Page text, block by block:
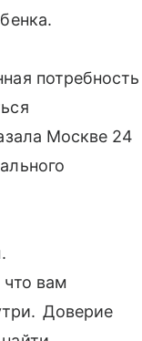
потребность
Москве 24
вам
Доверие